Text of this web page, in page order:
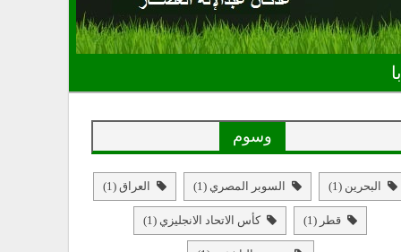
وسوم
البحرين (1) السوبر المصري (1) العراق (1)
قطر (1) كأس الاتحاد الانجليزي (1)